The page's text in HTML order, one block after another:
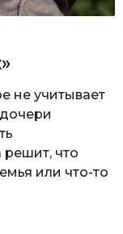
не учитывает
решит, что
или что-то